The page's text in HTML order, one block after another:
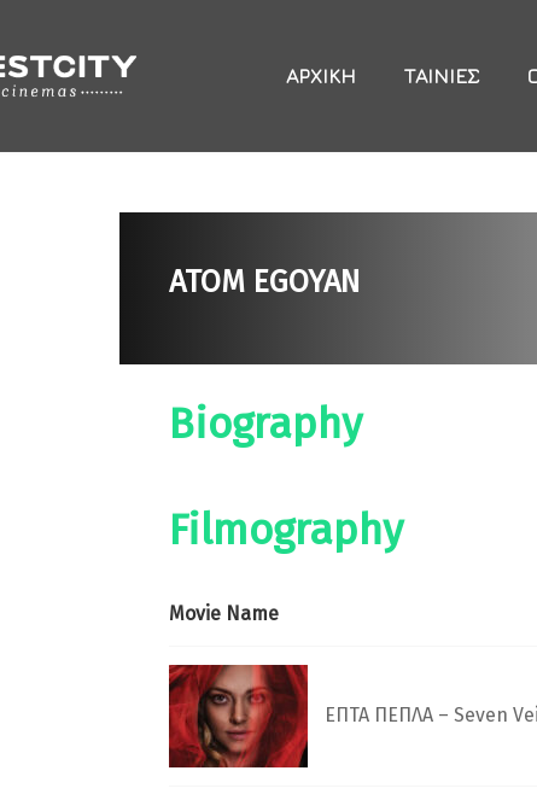
ΑΡΧΙΚΉ ΤΑΙΝΊΕΣ
ATOM EGOYAN
Biography
Filmography
Movie Name
ΕΠΤΑ ΠΕΠΛΑ – Seven